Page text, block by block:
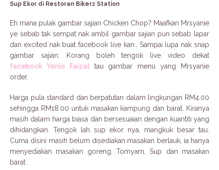
Sup Ekor di Restoran Bikerz Station
Eh mana pulak gambar sajian Chicken Chop? Maafkan Mrsyanie
ye sebab tak sempat nak ambil gambar sajian pun sebab lapar
dan excited nak buat facebook live kan.. Sampai lupa nak snap
gambar sajian. Korang boleh tengok live video dekat
facebook Yanie Faizaltau gambar menu yang Mrsyanie
order.
Harga pula standard dan berpatutan dalam lingkungan RM4.00
sehingga RM18.00 untuk masakan kampung dan barat. Kiranya
masih dalam harga biasa dan bersesuaian dengan kuantiti yang
dihidangkan. Tengok lah sup ekor nya, mangkuk besar tau.
Cuma disini masih belum disediakan masakan berlauk, ia hanya
menyediakan masakan goreng, Tomyam, Sup dan masakan
barat.